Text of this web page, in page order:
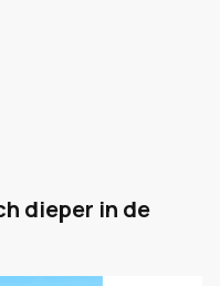
dieper in de